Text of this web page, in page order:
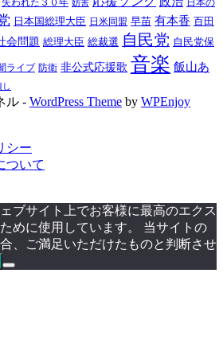
失われた３０年 妨害
日本の
日本国総理大臣 日米同盟 早苗 有本香 百田
会問題 総理大臣 総裁選 自民党 自民党保
ライブ 防衛 非公式応援歌 音楽 飯山あ
ル - WordPress Theme by WPEnjoy
シー
ついて
ブサイト上でお客様に最高のエクス
めに使用しています。 当サイトの
、ご満足いただけたものと判断させ